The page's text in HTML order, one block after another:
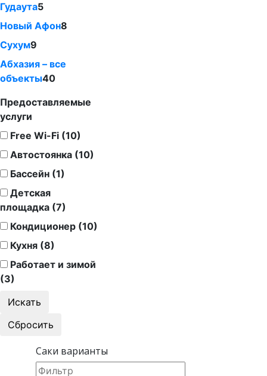
Гудаута5
Новый Афон8
Сухум9
Абхазия – все
объекты40
Предоставляемые
услуги
Free Wi-Fi (10)
Автостоянка (10)
Бассейн (1)
Детская
площадка (7)
Кондиционер (10)
Кухня (8)
Работает и зимой
(3)
Саки варианты